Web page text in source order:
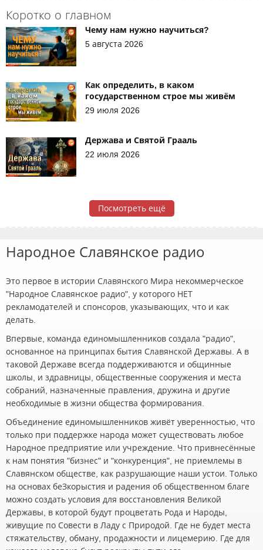
Коротко о главном
Чему нам нужно научиться?
5 августа 2026
Как определить, в каком
государственном строе мы живём
29 июля 2026
Держава и Святой Грааль
22 июля 2026
Посмотреть ещё
Народное Славянское радио
Это первое в истории Славянского Мира некоммерческое
"Народное Славянское радио", у которого НЕТ
рекламодателей и спонсоров, указывающих, что и как
делать.
Впервые, команда единомышленников создала "радио",
основанное на принципах бытия Славянской Державы. А в
таковой Державе всегда поддерживаются и общинные
школы, и здравницы, общественные сооружения и места
собраний, назначенные правления, дружина и другие
необходимые в жизни общества формирования.
Объединение единомышленников живёт уверенностью, что
только при поддержке народа может существовать любое
Народное предприятие или учреждение. Что привнесённые
к нам понятия "бизнес" и "конкуренция", не приемлемы в
Славянском обществе, как разрушающие наши устои. Только
на основах беЗкорыстия и радения об общественном благе
можно создать условия для восстановления Великой
Державы, в которой будут процветать Рода и Народы,
живущие по Совести в Ладу с Природой. Где не будет места
стяжательству, обману, продажности и лицемерию. Где для